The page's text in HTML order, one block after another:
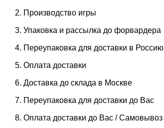
Производство игры
Упаковка и рассылка до форвардера
Переупаковка для доставки в Россию
Оплата доставки
Доставка до склада в Москве
Переупаковка для доставки до Вас
Оплата доставки до Вас / Самовывоз